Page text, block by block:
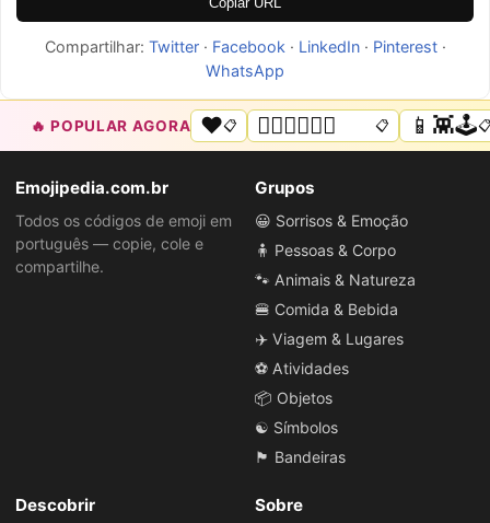
Compartilhar: Twitter· Facebook · LinkedIn· Pinterest·
WhatsApp
🔥 POPULAR AGORA ❤️📋 🏳️‍🌈🌟💜💙💖📋 📱👾🕹️
Emojipedia.com.br
Todos os códigos de emoji em
português — copie, cole e
compartilhe.
Grupos
😀 Sorrisos & Emoção
🧍 Pessoas & Corpo
🐾 Animais & Natureza
🍔 Comida & Bebida
✈️ Viagem & Lugares
⚽ Atividades
📦 Objetos
☯️ Símbolos
🏴 Bandeiras
Descobrir Sobre